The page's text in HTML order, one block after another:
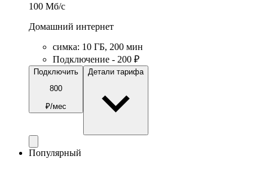
100 Мб/c
Домашний интернет
симка: 10 ГБ, 200 мин
Подключение - 200 ₽
Подключить
800
₽/мес
Детали тарифа
Популярный